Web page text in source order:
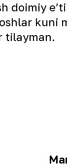
doimiy
kuni
tilayman.